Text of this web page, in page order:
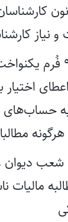
نیاز
ابطال ماده ۹
اختیار
شعب دیوان
مالیات